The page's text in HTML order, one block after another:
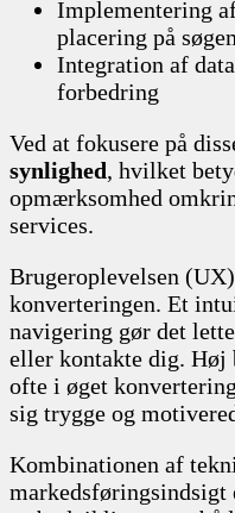
Implementering
placering på
Integration af
forbedring
Ved at fokusere på
synlighed, hvilket
opmærksomhed
services.
Brugeroplevelsen
konverteringen. Et
navigering gør det
eller kontakte dig. Høj
ofte i øget
sig trygge og
Kombinationen af